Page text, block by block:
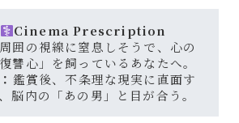
Cinema Prescription
周囲の視線に窒息しそうで、心の
讐心」を飼っているあなたへ。
鑑賞後、不条理な現実に直面す
脳内の「あの男」と目が合う。